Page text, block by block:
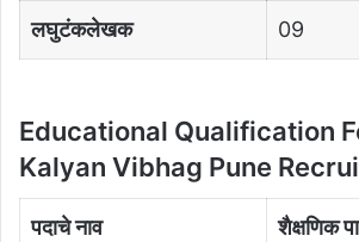
लघुटंकलेखक 09
Educational Qualification
Kalyan Vibhag Pune
पदाचे नाव शैक्षणिक